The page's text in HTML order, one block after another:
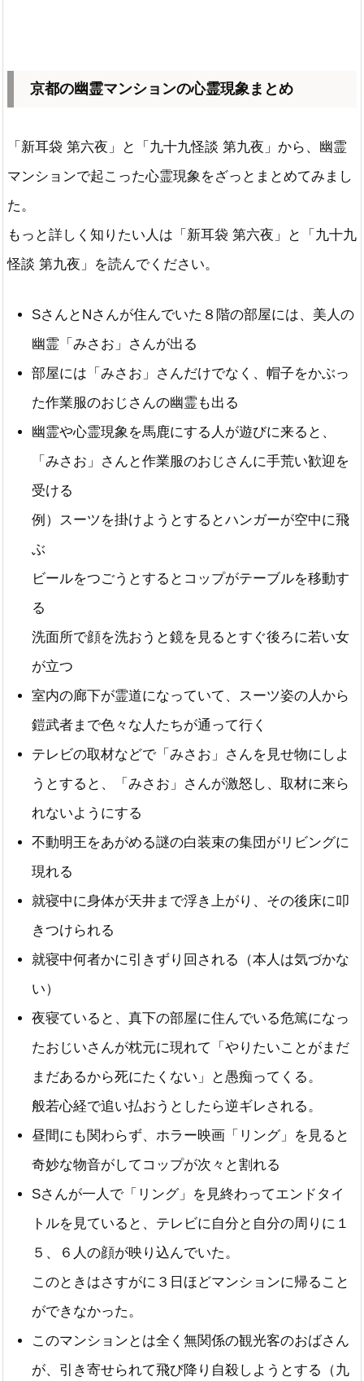
京都の幽霊マンションの心霊現象まとめ
「新耳袋 第六夜」と「九十九怪談 第九夜」から、幽霊
マンションで起こった心霊現象をざっとまとめてみまし
た。
もっと詳しく知りたい人は「新耳袋 第六夜」と「九十九
怪談 第九夜」を読んでください。
SさんとNさんが住んでいた８階の部屋には、美人の
幽霊「みさお」さんが出る
部屋には「みさお」さんだけでなく、帽子をかぶっ
た作業服のおじさんの幽霊も出る
幽霊や心霊現象を馬鹿にする人が遊びに来ると、
「みさお」さんと作業服のおじさんに手荒い歓迎を
受ける
例）スーツを掛けようとするとハンガーが空中に飛
ぶ
ビールをつごうとするとコップがテーブルを移動す
る
洗面所で顔を洗おうと鏡を見るとすぐ後ろに若い女
が立つ
室内の廊下が霊道になっていて、スーツ姿の人から
鎧武者まで色々な人たちが通って行く
テレビの取材などで「みさお」さんを見せ物にしよ
うとすると、「みさお」さんが激怒し、取材に来ら
れないようにする
不動明王をあがめる謎の白装束の集団がリビングに
現れる
就寝中に身体が天井まで浮き上がり、その後床に叩
きつけられる
就寝中何者かに引きずり回される（本人は気づかな
い）
夜寝ていると、真下の部屋に住んでいる危篤になっ
たおじいさんが枕元に現れて「やりたいことがまだ
まだあるから死にたくない」と愚痴ってくる。
般若心経で追い払おうとしたら逆ギレされる。
昼間にも関わらず、ホラー映画「リング」を見ると
奇妙な物音がしてコップが次々と割れる
Sさんが一人で「リング」を見終わってエンドタイ
トルを見ていると、テレビに自分と自分の周りに１
５、６人の顔が映り込んでいた。
このときはさすがに３日ほどマンションに帰ること
ができなかった。
このマンションとは全く無関係の観光客のおばさん
が、引き寄せられて飛び降り自殺しようとする（九